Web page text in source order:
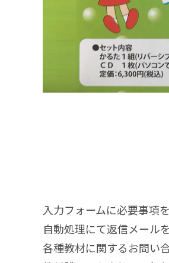
入力フォームに必要事項
自動処理にて返信メール
各種教材に関するお問い